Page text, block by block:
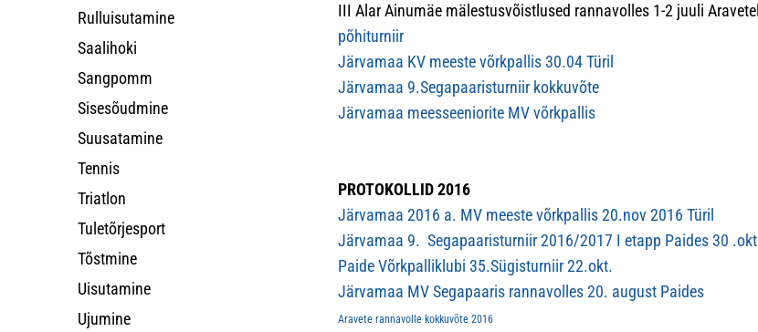
Rulluisutamine
Saalihoki
Sangpomm
Sisesõudmine
Suusatamine
Tennis
Triatlon
Tuletõrjesport
Tõstmine
Uisutamine
Ujumine
III Alar Ainumäe mälestusvõistlused rannavolles 1-2 juuli Aravetel
põhiturniir
Järvamaa KV meeste võrkpallis 30.04 Türil
Järvamaa 9.Segapaaristurniir kokkuvõte
Järvamaa meesseeniorite MV võrkpallis
PROTOKOLLID 2016
Järvamaa 2016 a. MV meeste võrkpallis 20.nov 2016 Türil
Järvamaa 9. Segapaaristurniir 2016/2017 I etapp Paides 30 .okt
Paide Võrkpalliklubi 35.Sügisturniir 22.okt.
Järvamaa MV Segapaaris rannavolles 20. august Paides
Aravete rannavolle kokkuvõte 2016